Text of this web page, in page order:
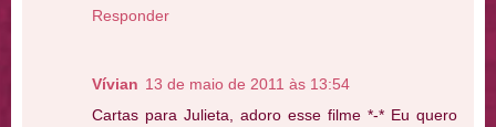
Responder
Vívian 13 de maio de 2011 às 13:54
Cartas para Julieta, adoro esse filme *-* Eu quero